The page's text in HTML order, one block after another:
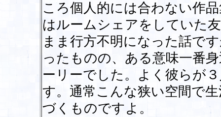
ころ個人的には合わない作
はルームシェアをしていた
まま行方不明になった話で
ったものの、ある意味一番
ーリーでした。よく彼らが
す。通常こんな狭い空間で
づくものですよ。